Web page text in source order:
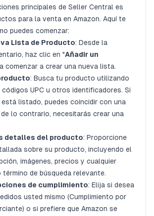
principales de Seller Central es
para la venta en Amazon. Aquí te
puedes comenzar:
Lista de Producto: Desde la
haz clic en "Añadir un
comenzar a crear una nueva lista.
: Busca tu producto utilizando
UPC u otros identificadores. Si
listado, puedes coincidir con una
lo contrario, necesitarás crear una
detalles del producto: Proporcione
sobre su producto, incluyendo el
imágenes, precios y cualquier
de búsqueda relevante.
de cumplimiento: Elija si desea
usted mismo (Cumplimiento por
o si prefiere que Amazon se